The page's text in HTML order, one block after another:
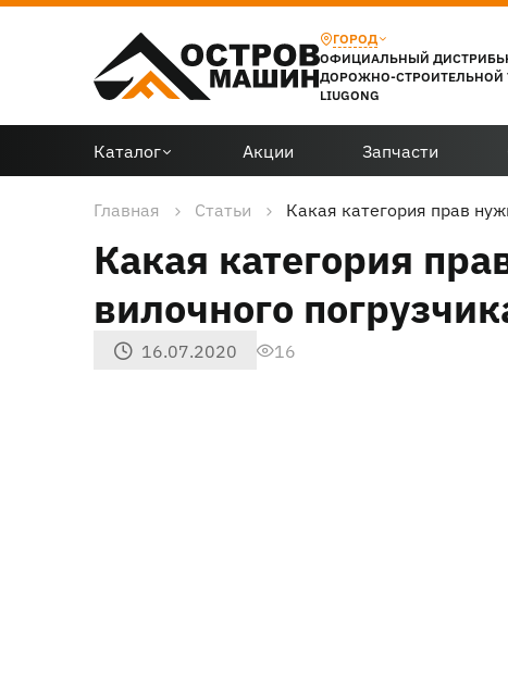
ГОРОД
ОФИЦИАЛЬНЫЙ
ДОРОЖНО-СТРОИТЕЛЬНОЙ
LIUGONG
Каталог Акции Запчасти
Главная Статьи Какая категория прав
Какая категория
вилочного
16.07.2020 16